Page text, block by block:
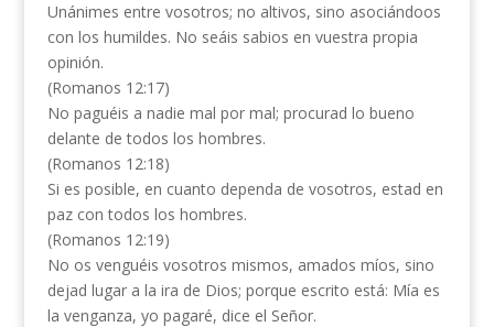
Unánimes entre vosotros; no altivos, sino asociándoos
con los humildes. No seáis sabios en vuestra propia
opinión.
(Romanos 12:17)
No paguéis a nadie mal por mal; procurad lo bueno
delante de todos los hombres.
(Romanos 12:18)
Si es posible, en cuanto dependa de vosotros, estad en
paz con todos los hombres.
(Romanos 12:19)
No os venguéis vosotros mismos, amados míos, sino
dejad lugar a la ira de Dios; porque escrito está: Mía es
la venganza, yo pagaré, dice el Señor.